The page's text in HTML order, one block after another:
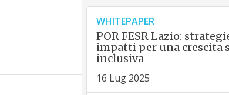
WHITEPAPER
POR FESR Lazio:
impatti per una crescita
inclusiva
16 Lug 2025